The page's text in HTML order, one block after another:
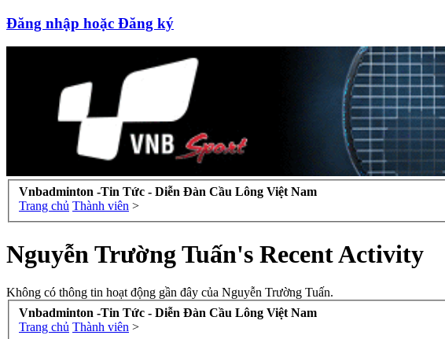
Đăng nhập hoặc Đăng ký
Vnbadminton -Tin Tức - Diễn Đàn Cầu Lông Việt Nam
Trang chủ Thành viên >
Nguyễn Trường Tuấn's Recent Activity
Không có thông tin hoạt động gần đây của Nguyễn Trường Tuấn.
Vnbadminton -Tin Tức - Diễn Đàn Cầu Lông Việt Nam
Trang chủ Thành viên >